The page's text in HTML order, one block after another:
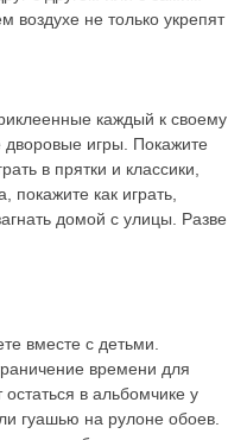
воздухе не только укрепят
каждый к своему
дворовые игры. Покажите
в прятки и классики,
покажите как играть,
домой с улицы. Разве
вместе с детьми.
времени для
в альбомчике у
гуашью на рулоне обоев.